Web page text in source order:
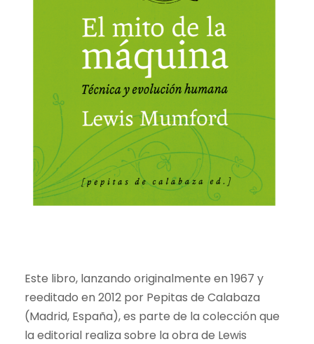
Este libro, lanzando originalmente en 1967 y
reeditado en 2012 por Pepitas de Calabaza
(Madrid, España), es parte de la colección que
la editorial realiza sobre la obra de Lewis